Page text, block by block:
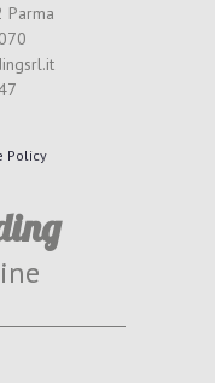
Parma
Policy